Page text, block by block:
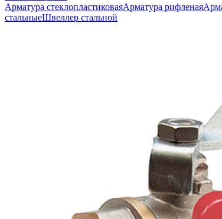
Арматура стеклопластиковаяАрматура рифленая
стальныеШвеллер стальной